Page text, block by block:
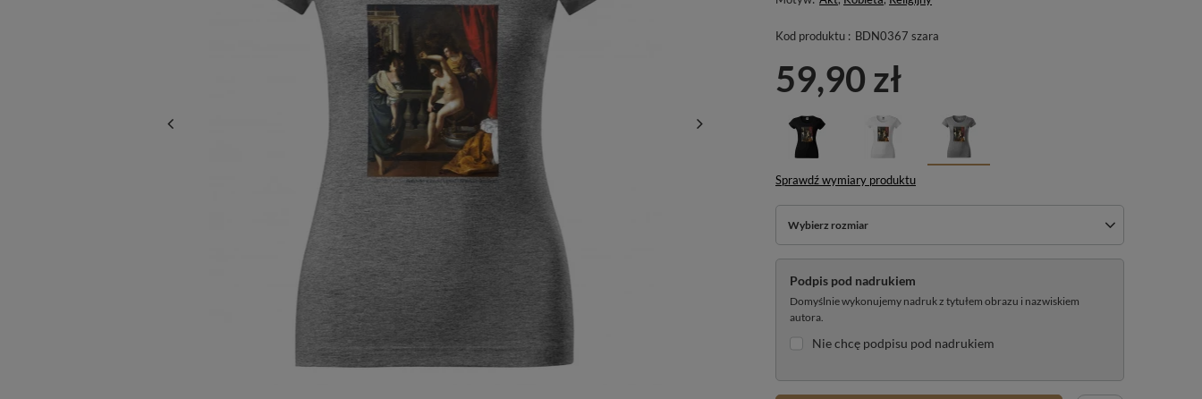
Kod produktu : BDN0367 szara
59,90 zł
Sprawdź wymiary produktu
Wybierz rozmiar
Podpis pod nadrukiem
Domyślnie wykonujemy nadruk z tytułem obrazu i nazwiskiem
autora.
Nie chcę podpisu pod nadrukiem